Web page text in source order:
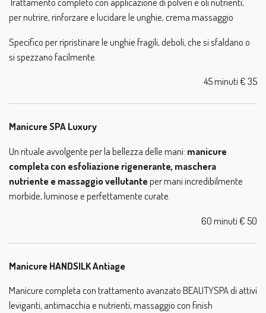
per nutrire, rinforzare e lucidare le unghie, crema massaggio
Specifico per ripristinare le unghie fragili, deboli,che si sfaldano o
si spezzano facilmente.
45 minuti € 35
Manicure SPA Luxury
Un rituale avvolgente per la bellezza delle mani: manicure
completa con esfoliazione rigenerante, maschera
nutriente e massaggio vellutanteper mani incredibilmente
morbide, luminose e perfettamente curate.
60 minuti € 50
Manicure HANDSILK Antiage
Manicure completa con trattamento avanzato BEAUTYSPA di attivi
leviganti, antimacchia e nutrienti, massaggio con finish